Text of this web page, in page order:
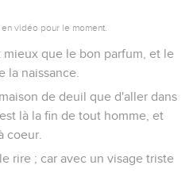
vidéo pour le moment.
que le bon parfum, et le
la naissance.
de deuil que d'aller dans
là la fin de tout homme, et
coeur.
rire ; car avec un visage triste